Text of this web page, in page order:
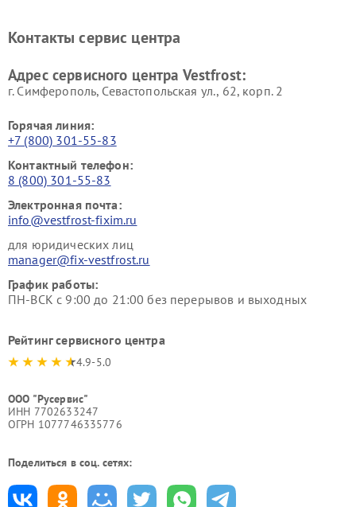
Vestfrost
Контакты сервис центра
Адрес сервисного центра Vestfrost:
г. Симферополь, Севастопольская ул., 62, корп. 2
Горячая линия:
+7 (800) 301-55-83
Контактный телефон:
8 (800) 301-55-83
Электронная почта:
info@vestfrost-fixim.ru
для юридических лиц
manager@fix-vestfrost.ru
График работы:
ПН-ВСК с 9:00 до 21:00 без перерывов и выходных
Рейтинг сервисного центра
4.9-5.0
ООО "Русервис"
ИНН 7702633247
ОГРН 1077746335776
Поделиться в соц. сетях: